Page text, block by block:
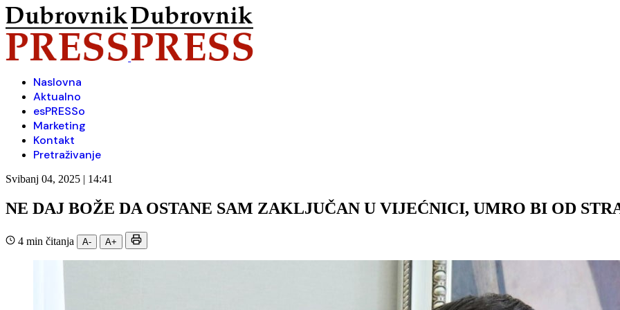
Naslovna
Aktualno
esPRESSo
Marketing
Kontakt
Pretraživanje
Svibanj 04, 2025 | 14:41
NE DAJ BOŽE DA OSTANE SAM ZAKLJUČAN U VIJEĆNICI, UMRO BI OD
4 min čitanja A- A+